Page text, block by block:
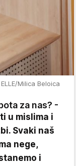
Milica Beloica
za nas? -
u mislima i
Svaki naš
nege,
i